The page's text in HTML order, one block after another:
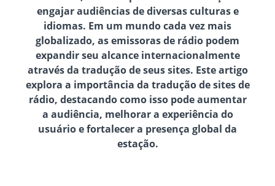
engajar audiências de diversas culturas e
idiomas. Em um mundo cada vez mais
globalizado, as emissoras de rádio podem
expandir seu alcance internacionalmente
através da tradução de seus sites. Este artigo
explora a importância da tradução de sites de
rádio, destacando como isso pode aumentar
a audiência, melhorar a experiência do
usuário e fortalecer a presença global da
estação.